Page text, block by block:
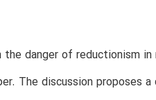
danger of reductionism
The discussion